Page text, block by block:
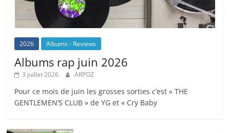
2026 Albums - Reviews
Albums rap juin 2026
3 juillet 2026 ARPOZ
Pour ce mois de juin les grosses sorties c’est « THE
GENTLEMEN’S CLUB » de YG et « Cry Baby